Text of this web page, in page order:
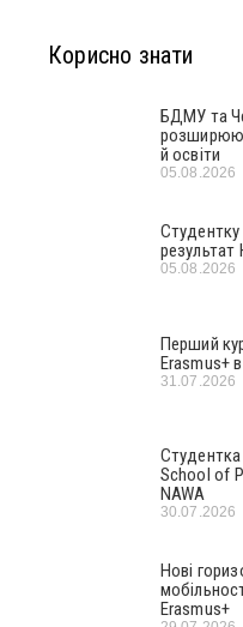
Корисно знати
БДМУ та
й освіти
05.08.2026
результат
05.08.2026
Перший
Erasmus+
31.07.2026
School of
NAWA
30.07.2026
Нові
Erasmus+